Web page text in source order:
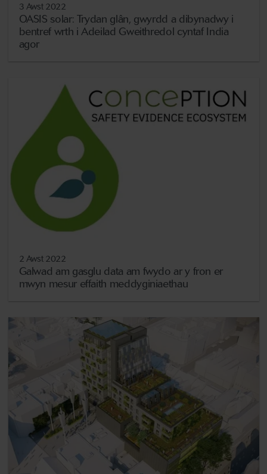
3 Awst 2022
OASIS solar: Trydan glân, gwyrdd a dibynadwy i
bentref wrth i Adeilad Gweithredol cyntaf India
agor
2 Awst 2022
Galwad am gasglu data am fwydo ar y fron er
mwyn mesur effaith meddyginiaethau